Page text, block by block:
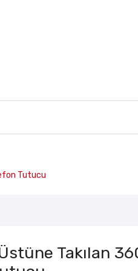
FIRSAT ÜRÜNLERI
Tutucu
Takılan